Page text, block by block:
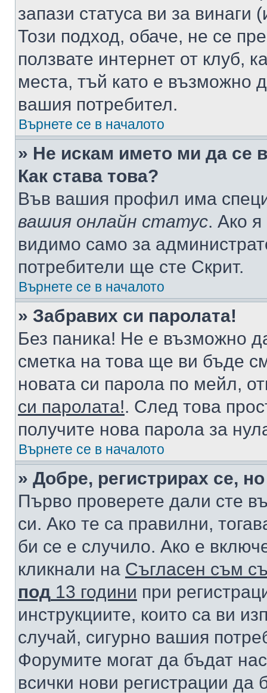
запази статуса ви за винаги
Този подход, обаче, не се
ползвате интернет от клуб,
места, тъй като е възможно
вашия потребител.
Върнете се в началото
» Не искам името ми да се
Как става това?
Във вашия профил има
вашия онлайн статус. Ако
видимо само за
потребители ще сте Скрит.
Върнете се в началото
» Забравих си паролата!
Без паника! Не е възможно
сметка на това ще ви бъде
новата си парола по мейл,
си паролата!. След това
получите нова парола за
Върнете се в началото
» Добре, регистрирах се,
Първо проверете дали сте
си. Ако те са правилни,
би се е случило. Ако е
кликнали на Съгласен съм
под 13 години при
инструкциите, които са ви
случай, сигурно вашия
Форумите могат да бъдат
всички нови регистрации да